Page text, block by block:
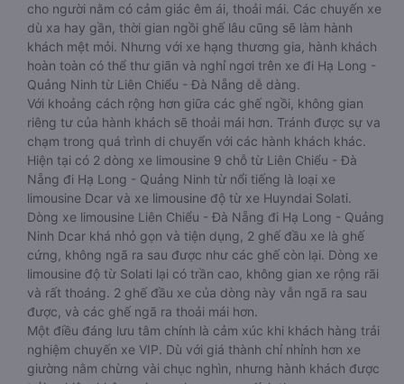
cho người nằm có cảm giác êm ái, thoải mái. Các chuyến xe
dù xa hay gần, thời gian ngồi ghế lâu cũng sẽ làm hành
khách mệt mỏi. Nhưng với xe hạng thương gia, hành khách
hoàn toàn có thể thư giãn và nghỉ ngơi trên xe đi Hạ Long -
Quảng Ninh từ Liên Chiểu - Đà Nẵng dễ dàng.
Với khoảng cách rộng hơn giữa các ghế ngồi, không gian
riêng tư của hành khách sẽ thoải mái hơn. Tránh được sự va
chạm trong quá trình di chuyển với các hành khách khác.
Hiện tại có 2 dòng xe limousine 9 chỗ từ Liên Chiểu - Đà
Nẵng đi Hạ Long - Quảng Ninh từ nổi tiếng là loại xe
limousine Dcar và xe limousine độ từ xe Huyndai Solati.
Dòng xe limousine Liên Chiểu - Đà Nẵng đi Hạ Long - Quảng
Ninh Dcar khá nhỏ gọn và tiện dụng, 2 ghế đầu xe là ghế
cứng, không ngã ra sau được như các ghế còn lại. Dòng xe
limousine độ từ Solati lại có trần cao, không gian xe rộng rãi
và rất thoáng. 2 ghế đầu xe của dòng này vẫn ngã ra sau
được, và các ghế ngã ra thoải mái hơn.
Một điều đáng lưu tâm chính là cảm xúc khi khách hàng trải
nghiệm chuyến xe VIP. Dù với giá thành chỉ nhỉnh hơn xe
giường nằm chừng vài chục nghìn, nhưng hành khách được